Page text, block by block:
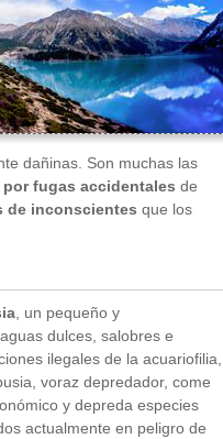
dañinas. Son muchas las
fugas accidentales de
de inconscientes que los
, un pequeño y
dulces, salobres e
ilegales de la acuariofilia,
voraz depredador, come
y depreda especies
actualmente en peligro de